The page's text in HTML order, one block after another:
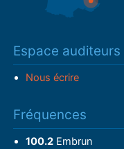
Espace auditeurs
Nous écrire
Fréquences
100.2Embrun